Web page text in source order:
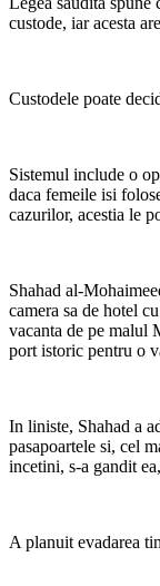
custode, iar acesta
Custodele poate
Sistemul include o
daca femeile isi
cazurilor, acestia le
Shahad al-
camera sa de hotel
vacanta de pe malul
port istoric pentru o
In liniste, Shahad a
pasapoartele si, cel
incetini, s-a gandit
A planuit evadarea